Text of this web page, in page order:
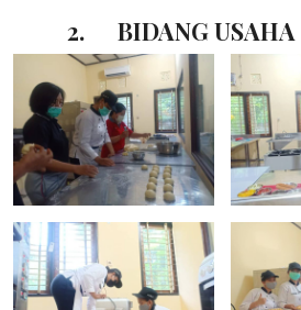
2. BIDANG USAHA